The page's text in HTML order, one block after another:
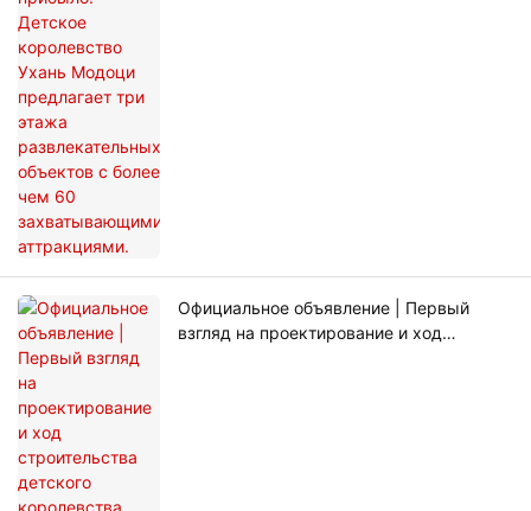
Официальное объявление | Первый
взгляд на проектирование и ход